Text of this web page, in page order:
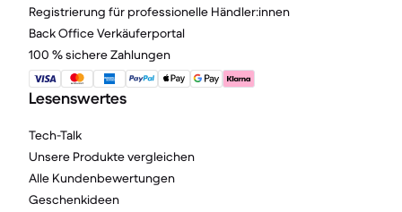
Registrierung für professionelle Händler:innen
Back Office Verkäuferportal
100 % sichere Zahlungen
Lesenswertes
Tech-Talk
Unsere Produkte vergleichen
Alle Kundenbewertungen
Geschenkideen